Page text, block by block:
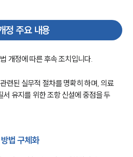
정 주요 내용
개정에 따른 후속 조치입니다.
련된 실무적 절차를 명확히 하며, 의료
서 유지를 위한 조항 신설에 중점을 두
법 구체화